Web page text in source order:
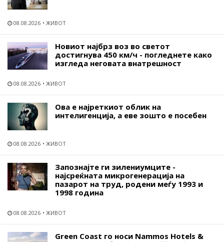
08.08.2026 ЖИВОТ
Новиот најбрз воз во светот
достигнува 450 км/ч - погледнете како
изгледа неговата внатрешност
08.08.2026 ЖИВОТ
Ова е најреткиот облик на
интелигенција, а еве зошто е посебен
08.08.2026 ЖИВОТ
Запознајте ги зилениумците -
најсреќната микрогенерација на
пазарот на труд, родени меѓу 1993 и
1998 година
08.08.2026 ЖИВОТ
Green Coast го носи Nammos Hotels &